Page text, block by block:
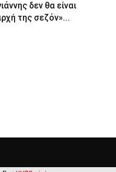
δεν θα είναι
της σεζόν»...